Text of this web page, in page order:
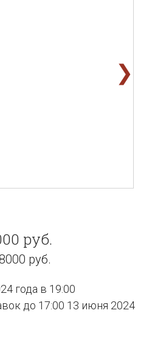
❯
руб.
руб.
года в 19:00
до 17:00 13 июня 2024